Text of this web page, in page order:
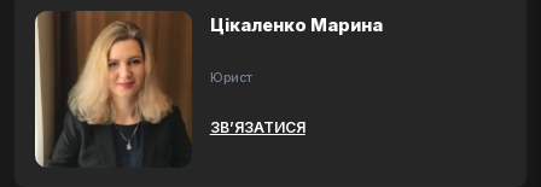
Цікаленко Марина
Юрист
ЗВ’ЯЗАТИСЯ